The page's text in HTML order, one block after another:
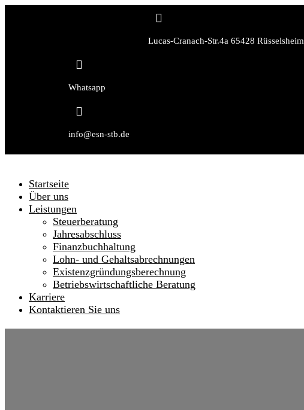

Lucas-Cranach-Str.4a 65428 Rüsselsheim

Whatsapp

info@esn-stb.de
Startseite
Über uns
Leistungen
Steuerberatung
Jahresabschluss
Finanzbuchhaltung
Lohn- und Gehaltsabrechnungen
Existenzgründungsberechnung
Betriebswirtschaftliche Beratung
Karriere
Kontaktieren Sie uns